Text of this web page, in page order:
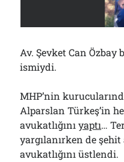
Av. Şevket Can
ismiydi.
MHP’nin
Alparslan Türkeş’in
avukatlığınıyaptı…
yargılanırken de
avukatlığını üstlendi.